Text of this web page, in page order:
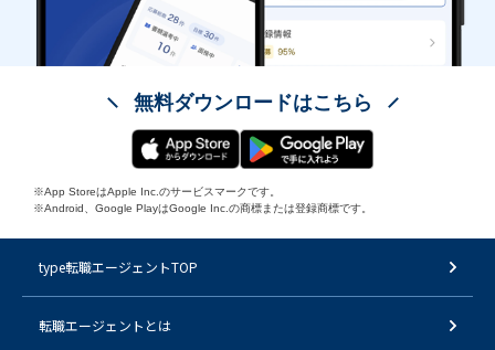
無料ダウンロードはこちら
※App StoreはApple Inc.のサービスマークです。
※Android、Google PlayはGoogle Inc.の商標または登録商標です。
type転職エージェントTOP
転職エージェントとは